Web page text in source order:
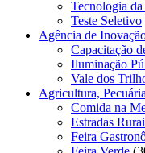
Tecnologia
Teste Seletivo
Agência de
Capacitação
Iluminação
Vale dos
Agricultura,
Comida na
Estradas
Feira